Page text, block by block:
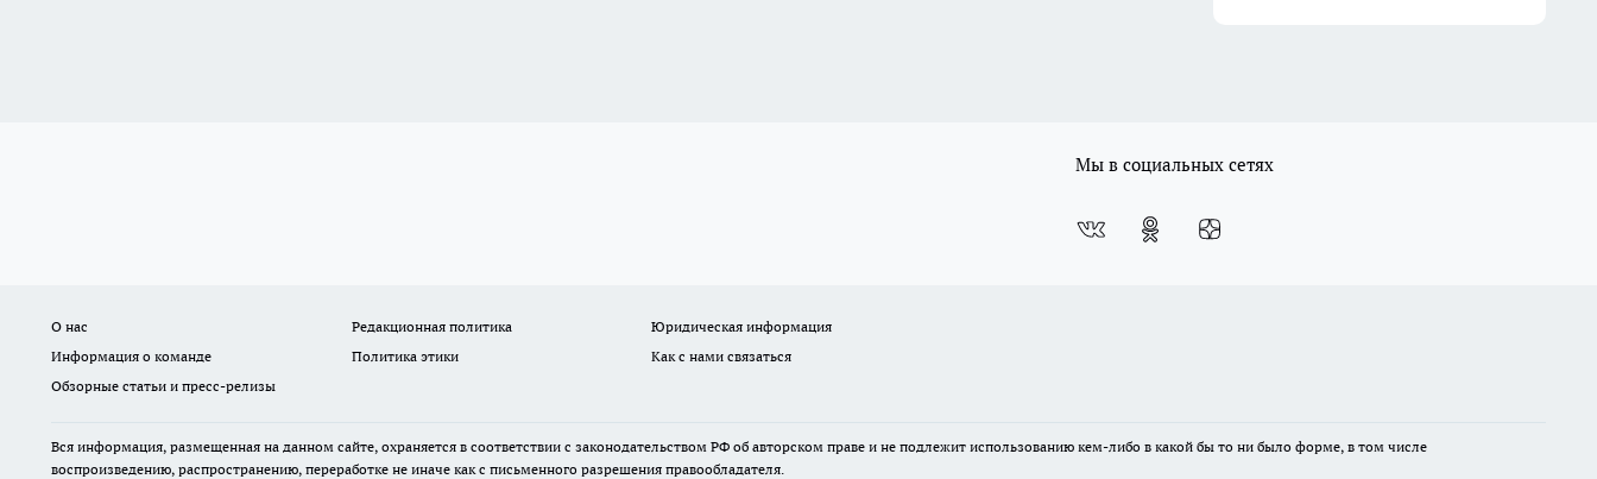
Мы в социальных сетях
О нас Редакционная политика
Юридическая информация
Информация о команде
Политика этики
Как с нами связаться
Обзорные статьи и пресс-релизы
Вся информация, размещенная на данном сайте, охраняется в соответствии с законодательством РФ об авторском праве и не подлежит использованию кем-либо в какой бы то ни было форме, в том числе
воспроизведению, распространению, переработке не иначе как с письменного разрешения правообладателя.